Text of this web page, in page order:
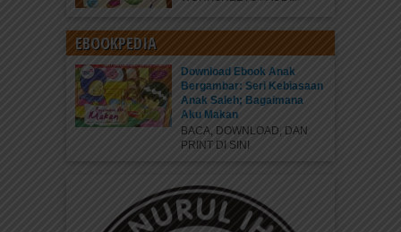
EBOOKPEDIA
Download Ebook Anak
Bergambar: Seri Kebiasaan
Anak Saleh; Bagaimana
Aku Makan
BACA, DOWNLOAD, DAN
PRINT DI SINI